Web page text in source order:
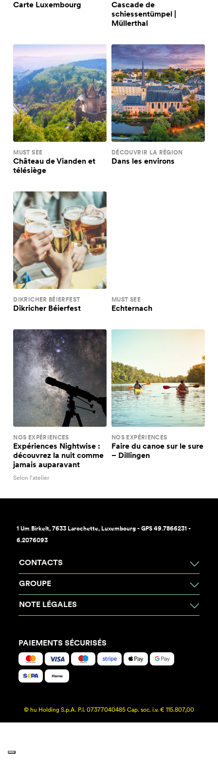
Carte Luxembourg
Cascade de
schiessentümpel |
Müllerthal
MUST SEE
Château de Vianden et
télésiège
DÉCOUVRIR LA RÉGION
Dans les environs
DIKRICHER BÉIERFEST
Dikricher Béierfest
MUST SEE
Echternach
NOS EXPÉRIENCES
Expériences Nightwise :
découvrez la nuit comme
jamais auparavant
Selon l'atelier
NOS EXPÉRIENCES
Faire du canoe sur le sure
– Dillingen
1 Um Birkelt, 7633 Larochette, Luxembourg - GPS 49.7866231 -
6.2076093
CONTACTS
GROUPE
NOTE LÉGALES
PAIEMENTS SÉCURISÉS
© hu Holding S.p.A. P.I. 07377040485 Cap. soc. i.v. € 115.807,00